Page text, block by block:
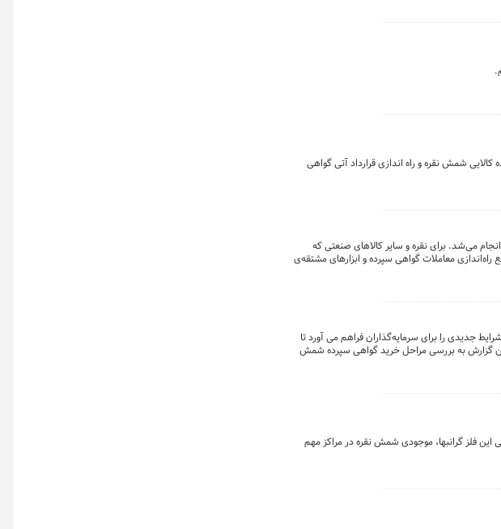
شمش نقره و راه اندازی قرارداد آتی گواهی
می‌شد. برای نقره و سایر کالاهای صنعتی که
معاملات گواهی سپرده‌ و ابزارهای مشتقه‌ی
جدیدی را برای سرمایه‌گذاران فراهم می آورد تا
این گزارش به بررسی مراحل خرید گواهی سپرده شمش
فلز گرانبها، موجودی شمش نقره در مراکز مهم